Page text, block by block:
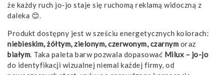
że każdy ruch jo-jo staje się ruchomą reklamą widoczną z
daleka 😊.
Produkt dostępny jest w sześciu energetycznych kolorach:
niebieskim, żółtym, zielonym, czerwonym, czarnym oraz
białym. Taka paleta barw pozwala dopasować Milux – jo-jo
do identyfikacji wizualnej niemal każdej firmy, od